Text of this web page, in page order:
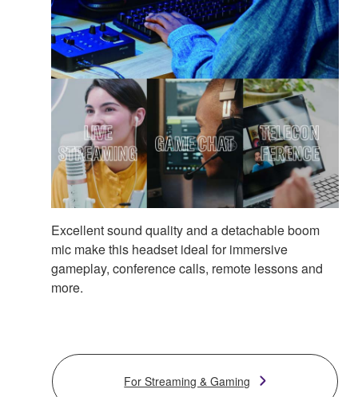
Excellent sound quality and a detachable boom
mic make this headset ideal for immersive
gameplay, conference calls, remote lessons and
more.
For Streaming & Gaming